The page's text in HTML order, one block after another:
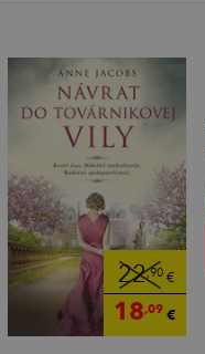
22,90€
18,09€